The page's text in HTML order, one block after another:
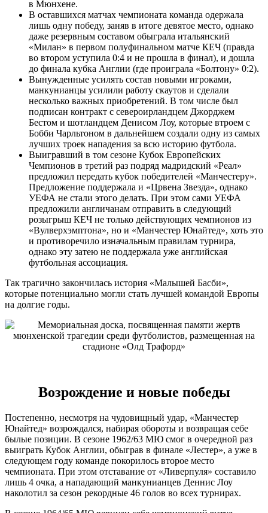
в Мюнхене.
В оставшихся матчах чемпионата команда одержала
лишь одну победу, заняв в итоге девятое место, однако
даже резервным составом обыграла итальянский
«Милан» в первом полуфинальном матче КЕЧ (правда
во втором уступила 0:4 и не прошла в финал), и дошла
до финала кубка Англии (где проиграла «Болтону» 0:2).
Вынужденные усилять состав новыми игроками,
манкунианцы усилили работу скаутов и сделали
несколько важных приобретений. В том числе был
подписан контракт с североирландцем Джорджем
Бестом и шотландцем Денисом Лоу, которые втроем с
Бобби Чарльтоном в дальнейшем создали одну из самых
лучших троек нападения за всю историю футбола.
Выигравший в том сезоне Кубок Европейских
Чемпионов в третий раз подряд мадридский «Реал»
предложил передать кубок победителей «Манчестеру».
Предложение поддержала и «Црвена Звезда», однако
УЕФА не стали этого делать. При этом сами УЕФА
предложили англичанам отправить в следующий
розыгрыш КЕЧ не только действующих чемпионов из
«Вулверхэмптона», но и «Манчестер Юнайтед», хоть это
и противоречило изначальным правилам турнира,
однако эту затею не поддержала уже английская
футбольная ассоциация.
Так трагично закончилась история «Малышей Басби»,
которые потенциально могли стать лучшей командой Европы
на долгие годы.
Возрождение и новые победы
Постепенно, несмотря на чудовищный удар, «Манчестер
Юнайтед» возрождался, набирая обороты и возвращая себе
былые позиции. В сезоне 1962/63 МЮ смог в очередной раз
выиграть Кубок Англии, обыграв в финале «Лестер», а уже в
следующем году команде покорилось второе место
чемпионата. При этом отставание от «Ливерпуля» составило
лишь 4 очка, а нападающий манкунианцев Деннис Лоу
наколотил за сезон рекордные 46 голов во всех турнирах.